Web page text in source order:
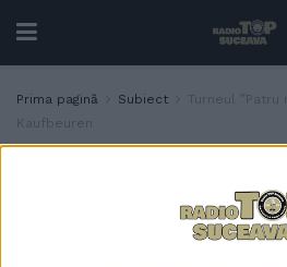
Prima pagină Subiect
Turneul ”Patru
Kaufbeuren